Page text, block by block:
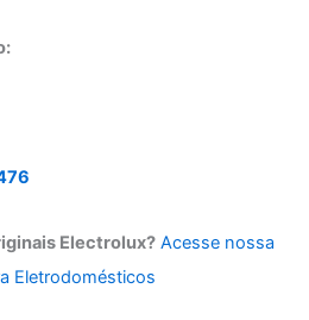
Electrolux? Acesse nossa
Eletrodomésticos